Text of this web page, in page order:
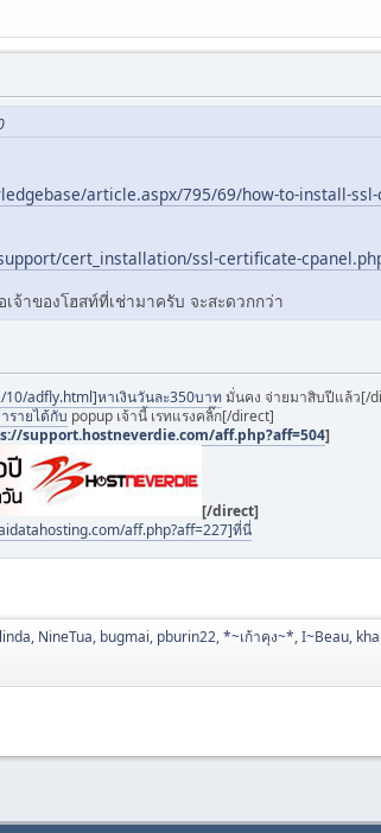
article.aspx/795/69/how-to-install-
cert_installation/ssl-certificate-
จ้าของโฮสท์ที่เช่ามาครับ จะสะดวกกว่า
adfly.html]หาเงินวันละ350บาท มั่นคง จ่ายมาสิบปีแล้ว[/
รายได้กับ popup เจ้านี้ เรทแรงคลิ๊ก[/direct]
support.hostneverdie.com/aff.php?aff=504]
[/direct]
aff.php?aff=227]ที่นี่
, NineTua, bugmai, pburin22,*~เก้าคุง~*,I~Beau,